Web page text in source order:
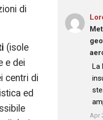
di
(isole
e dei
centri di
ed
: “La
Apr